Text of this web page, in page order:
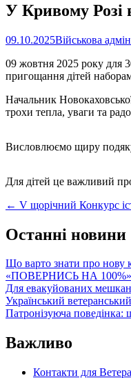
У Кривому Розі
09.10.2025Військова
09 жовтня 2025 року для
пригощання дітей
Начальник
трохи тепла, уваги та
Висловлюємо щиру
Для дітей це важливий
Post
navigation
← V щорічний Конкурс
Останні новини
Що варто знати про нову
«ПОВЕРНИСЬ НА 100%»:
Для евакуйованих
Український
Патронізуюча поведінка:
Важливо
Контакти для